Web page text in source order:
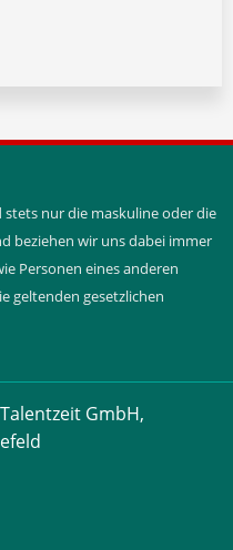
nur die maskuline oder die
beziehen wir uns dabei immer
Personen eines anderen
geltenden gesetzlichen
GmbH,